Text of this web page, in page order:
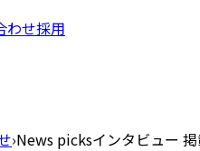
わせ採用
›News picksインタビュー